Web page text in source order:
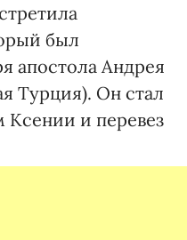
был
апостола Андрея
Турция). Он стал
Ксении и перевез